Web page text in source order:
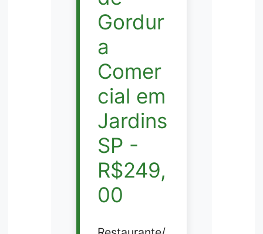
Gordur
a
Comer
cial em
Jardins
SP -
R$249,
00